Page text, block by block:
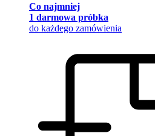
Co najmniej
1 darmowa próbka
do każdego zamówienia